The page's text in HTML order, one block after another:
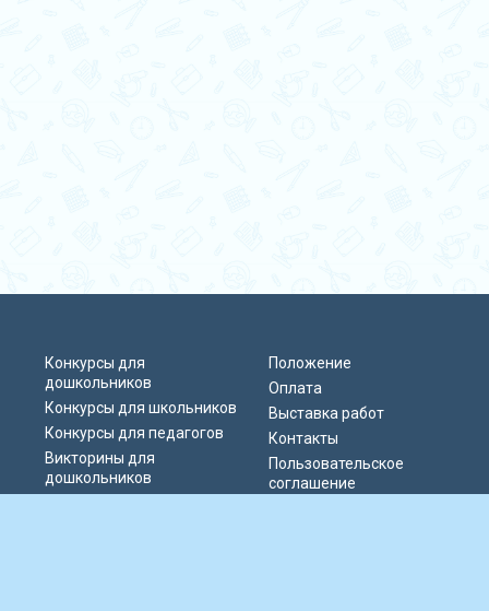
Конкурсы для
дошкольников
Конкурсы для школьников
Конкурсы для педагогов
Викторины для
дошкольников
Положение
Оплата
Выставка работ
Контакты
Пользовательское
соглашение